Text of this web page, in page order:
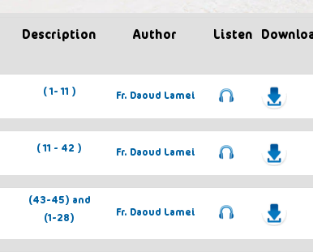
Description Author Listen
( 1- 11 ) Fr. Daoud Lamei
( 11 - 42 ) Fr. Daoud Lamei
(43-45) and
(1-28)
Fr. Daoud Lamei